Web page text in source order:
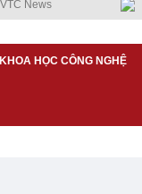
KHOA HỌC CÔNG NGHỆ